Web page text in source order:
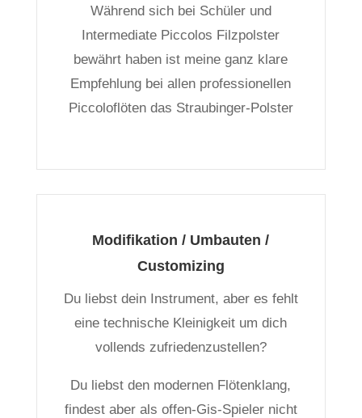
Während sich bei Schüler und
Intermediate Piccolos Filzpolster
bewährt haben ist meine ganz klare
Empfehlung bei allen professionellen
Piccoloflöten das Straubinger-Polster
Modifikation / Umbauten /
Customizing
Du liebst dein Instrument, aber es fehlt
eine technische Kleinigkeit um dich
vollends zufriedenzustellen?
Du liebst den modernen Flötenklang,
findest aber als offen-Gis-Spieler nicht